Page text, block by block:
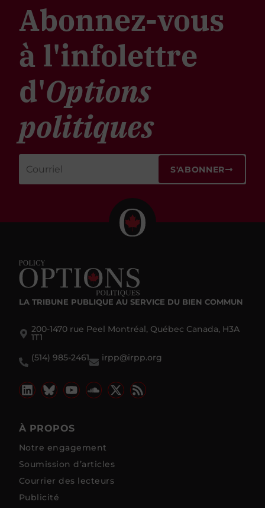
Abonnez-vous
à l'infolettre
d'Options
politiques
S'ABONNER
LA TRIBUNE PUBLIQUE AU SERVICE DU BIEN COMMUN
200-1470 rue Peel Montréal, Québec Canada, H3A
1T1
(514) 985-2461
irpp@irpp.org
À PROPOS
Notre engagement
Soumission d’articles
Courrier des lecteurs
Publicité